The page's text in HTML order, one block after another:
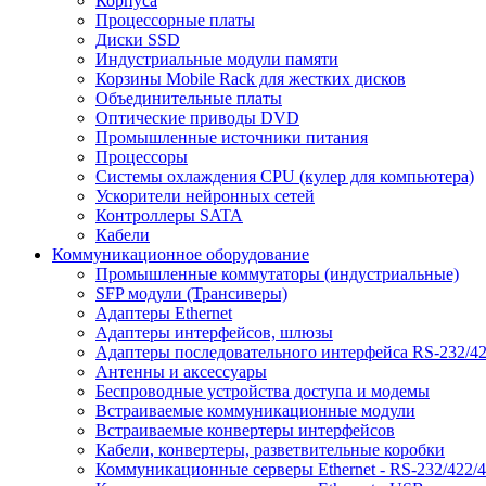
Процессорные платы
Диски SSD
Индустриальные модули памяти
Корзины Mobile Rack для жестких дисков
Объединительные платы
Оптические приводы DVD
Промышленные источники питания
Процессоры
Системы охлаждения CPU (кулер для компьютера)
Ускорители нейронных сетей
Контроллеры SATA
Кабели
Коммуникационное оборудование
Промышленные коммутаторы (индустриальные)
SFP модули (Трансиверы)
Адаптеры Ethernet
Адаптеры интерфейсов, шлюзы
Адаптеры последовательного интерфейса RS-232/
Антенны и аксессуары
Беспроводные устройства доступа и модемы
Встраиваемые коммуникационные модули
Встраиваемые конвертеры интерфейсов
Кабели, конвертеры, разветвительные коробки
Коммуникационные серверы Ethernet - RS-232/422/